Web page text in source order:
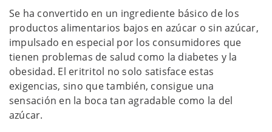
Se ha convertido en un ingrediente básico de los
productos alimentarios bajos en azúcar o sin azúcar,
impulsado en especial por los consumidores que
tienen problemas de salud como la diabetes y la
obesidad. El eritritol no solo satisface estas
exigencias, sino que también, consigue una
sensación en la boca tan agradable como la del
azúcar.